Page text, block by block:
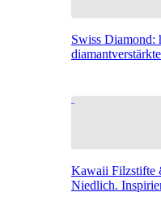
Swiss Diamond:
Kawaii Filzstifte
Niedlich.